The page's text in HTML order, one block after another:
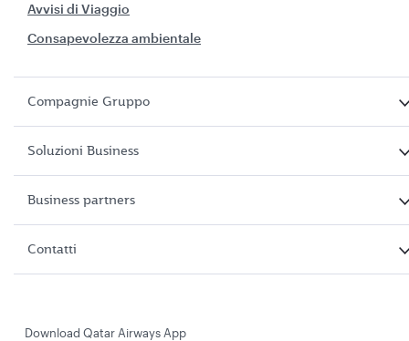
Avvisi di Viaggio
Consapevolezza ambientale
Compagnie Gruppo
Soluzioni Business
Business partners
Contatti
Download Qatar Airways App